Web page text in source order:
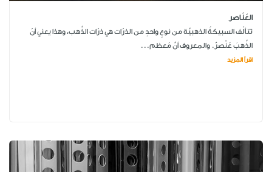
العَنَاصر
تتألّف السبيكةُ الذهبيَّة من نوعٍ واحدٍ من الذرّات هي ذرّات الذَّهب، وهذا يعني أنّ
الذَّهبَ عُنْصرٌ. والمعروف أنَّ مُعظم...
اقرأ المزيد